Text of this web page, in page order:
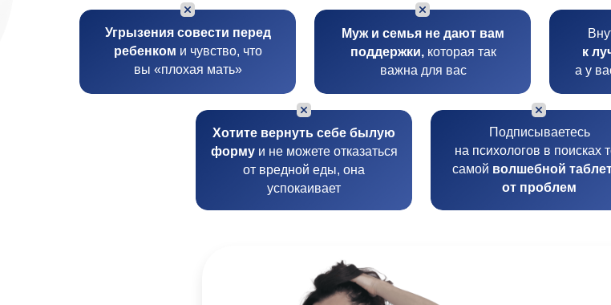
Подписываетесь
на психологов в поисках
самой волшебной
от проблем
Хотите вернуть себе былую
формуи не можете отказаться
от вредной еды, она
успокаивает
Угрызения совести перед
ребенком и чувство, что
вы «плохая мать»
Муж и семья не дают вам
поддержки,которая так
важна для вас
к
а у